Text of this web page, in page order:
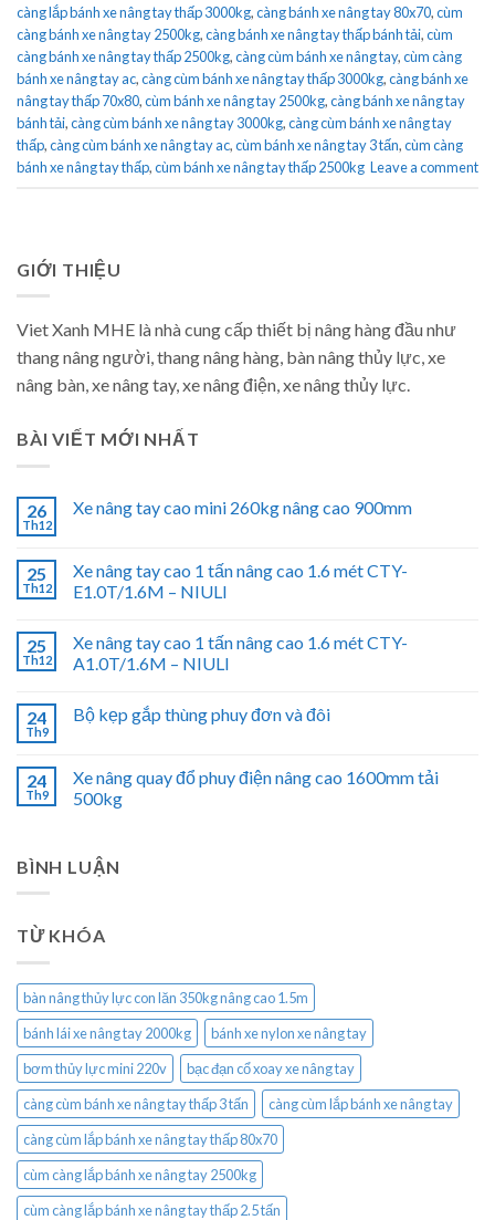
càng lắp bánh xe nâng tay thấp 3000kg,càng bánh xe nâng tay 80x70,cùm
càng bánh xe nâng tay 2500kg,càng bánh xe nâng tay thấp bánh tải,cùm
càng bánh xe nâng tay thấp 2500kg,càng cùm bánh xe nâng tay,cùm càng
bánh xe nâng tay ac,càng cùm bánh xe nâng tay thấp 3000kg,càng bánh xe
nâng tay thấp 70x80,cùm bánh xe nâng tay 2500kg,càng bánh xe nâng tay
bánh tải,càng cùm bánh xe nâng tay 3000kg,càng cùm bánh xe nâng tay
thấp,càng cùm bánh xe nâng tay ac,cùm bánh xe nâng tay 3 tấn,cùm càng
bánh xe nâng tay thấp,cùm bánh xe nâng tay thấp 2500kg Leave a comment
GIỚI THIỆU
Viet Xanh MHE là nhà cung cấp thiết bị nâng hàng đầu như
thang nâng người, thang nâng hàng, bàn nâng thủy lực, xe
nâng bàn, xe nâng tay, xe nâng điện, xe nâng thủy lực.
BÀI VIẾT MỚI NHẤT
26
Th12
Xe nâng tay cao mini 260kg nâng cao 900mm
25
Th12
Xe nâng tay cao 1 tấn nâng cao 1.6 mét CTY-
E1.0T/1.6M – NIULI
25
Th12
Xe nâng tay cao 1 tấn nâng cao 1.6 mét CTY-
A1.0T/1.6M – NIULI
24
Th9
Bộ kẹp gắp thùng phuy đơn và đôi
24
Th9
Xe nâng quay đổ phuy điện nâng cao 1600mm tải
500kg
BÌNH LUẬN
TỪ KHÓA
bàn nâng thủy lực con lăn 350kg nâng cao 1.5m
bánh lái xe nâng tay 2000kg
bánh xe nylon xe nâng tay
bơm thủy lực mini 220v
bạc đạn cổ xoay xe nâng tay
càng cùm bánh xe nâng tay thấp 3 tấn
càng cùm lắp bánh xe nâng tay
càng cùm lắp bánh xe nâng tay thấp 80x70
cùm càng lắp bánh xe nâng tay 2500kg
cùm càng lắp bánh xe nâng tay thấp 2.5 tấn